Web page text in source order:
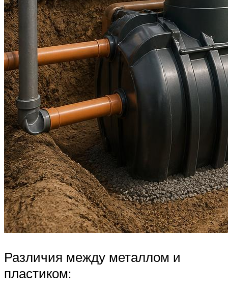
Различия между металлом и
пластиком: